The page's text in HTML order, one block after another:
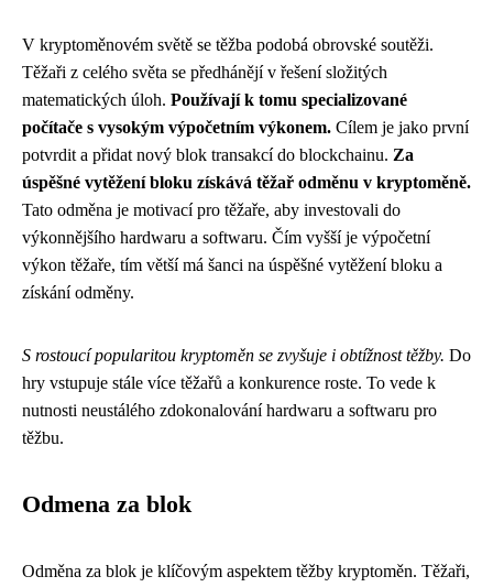
V kryptoměnovém světě se těžba podobá obrovské soutěži.
Těžaři z celého světa se předhánějí v řešení složitých
matematických úloh. Používají k tomu specializované
počítače s vysokým výpočetním výkonem. Cílem je jako první
potvrdit a přidat nový blok transakcí do blockchainu. Za
úspěšné vytěžení bloku získává těžař odměnu v kryptoměně.
Tato odměna je motivací pro těžaře, aby investovali do
výkonnějšího hardwaru a softwaru. Čím vyšší je výpočetní
výkon těžaře, tím větší má šanci na úspěšné vytěžení bloku a
získání odměny.
S rostoucí popularitou kryptoměn se zvyšuje i obtížnost těžby. Do
hry vstupuje stále více těžařů a konkurence roste. To vede k
nutnosti neustálého zdokonalování hardwaru a softwaru pro
těžbu.
Odmena za blok
Odměna za blok je klíčovým aspektem těžby kryptoměn. Těžaři,